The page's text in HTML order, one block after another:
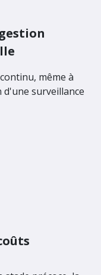
même à
d'une surveillance